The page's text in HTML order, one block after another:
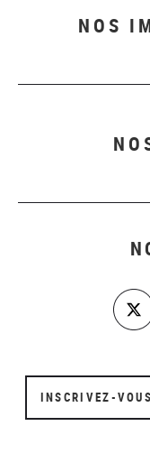
NOS
INSCRIVEZ-